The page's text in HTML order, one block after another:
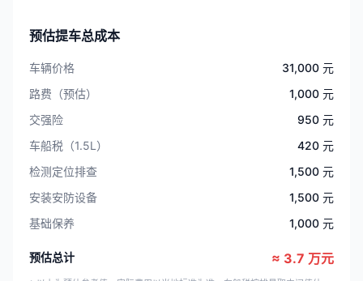
预估提车总成本
车辆价格
31,000 元
路费（预估）
1,000 元
交强险
950 元
车船税（1.5L）
420 元
检测定位排查
1,500 元
安装安防设备
1,500 元
基础保养
1,000 元
预估总计 ≈ 3.7 万元